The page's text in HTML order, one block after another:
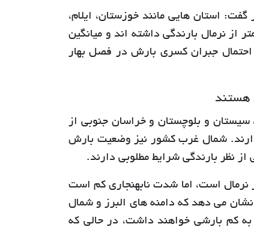
استان هایی مانند خوزستان، ایلام،
و بختیاری در حال حاضر حدود 15 تا 25 درصد کمتر از نرمال بارندگی داشته اند و میانگین
ها احتمال جبران کسری بارش در فصل بهار
هستند
سیستان و بلوچستان و خراسان جنوبی از
دارند. شمال غرب کشور نیز وضعیت بارش
نظر بارندگی شرایط مطلوبی دارند.
است، اما شدت نابهنجاری کم است
می دهد که دامنه های البرز و شمال
کم بارشی خواهند داشت، در حالی که